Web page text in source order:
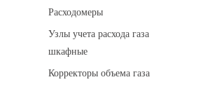
Расходомеры
Узлы учета расхода газа
шкафные
Корректоры объема газа